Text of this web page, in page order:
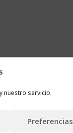
nuestro servicio.
Preferencias